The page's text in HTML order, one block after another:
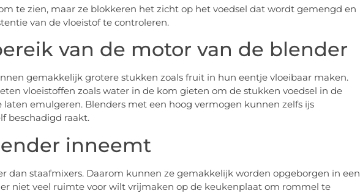
te zien, maar ze blokkeren het zicht op het voedsel dat wordt gemengd en
van de vloeistof te controleren.
van de motor van de blender
gemakkelijk grotere stukken zoals fruit in hun eentje vloeibaar maken.
vloeistoffen zoals water in de kom gieten om de stukken voedsel in de
emulgeren. Blenders met een hoog vermogen kunnen zelfs ijs
beschadigd raakt.
inneemt
dan staafmixers. Daarom kunnen ze gemakkelijk worden opgeborgen in een
er niet veel ruimte voor wilt vrijmaken op de keukenplaat om rommel te